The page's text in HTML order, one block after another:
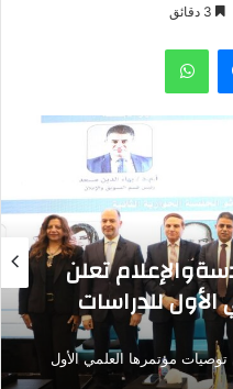
ماسنجر واتساب
تعلن
للدراسات
توصيات مؤتمرها العلمي الأول